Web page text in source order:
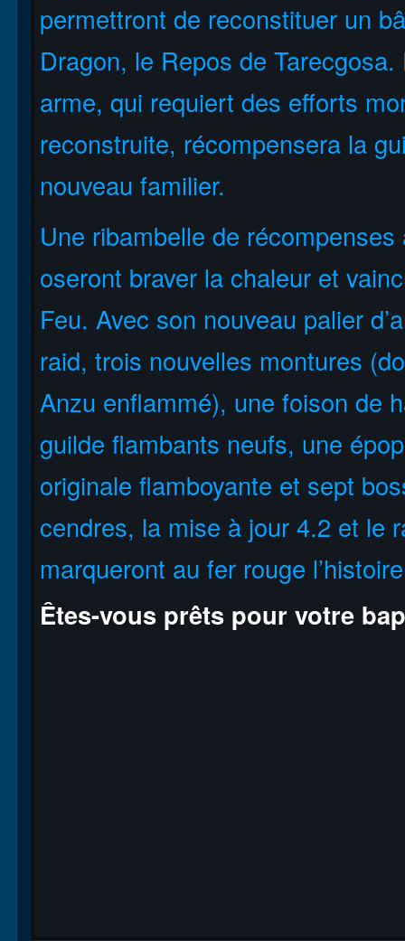
permettront de reconstituer un
Dragon, le Repos de
arme, qui requiert des efforts
reconstruite, récompensera la
nouveau familier.
Une ribambelle de
oseront braver la chaleur et
Feu. Avec son nouveau palier
raid, trois nouvelles montures
Anzu enflammé), une foison de
guilde flambants neufs, une
originale flamboyante et sept
cendres, la mise à jour 4.2 et le
marqueront au fer rouge
Êtes-vous prêts pour votre